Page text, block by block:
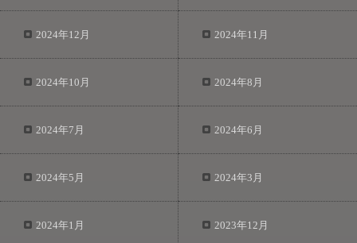
2024年12月 2024年11月
2024年10月 2024年8月
2024年7月 2024年6月
2024年5月 2024年3月
2024年1月 2023年12月